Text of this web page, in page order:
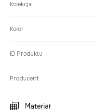
Kolekcja
Kolor
ID Produktu
Producent
Materiał